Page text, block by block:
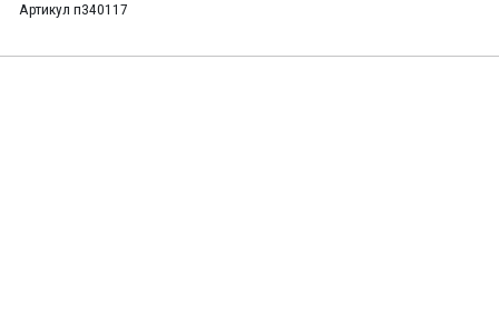
Артикул п340117